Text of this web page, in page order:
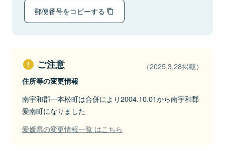
郵便番号をコピーする
ご注意 （2025.3.28掲載）
住所等の変更情報
南宇和郡一本松町は合併により2004.10.01から南宇和郡
愛南町になりました
愛媛県の変更情報一覧 はこちら